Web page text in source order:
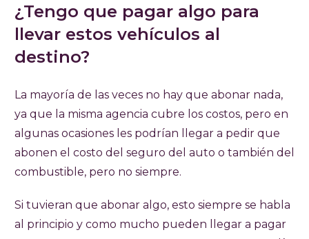
¿Tengo que pagar algo para
llevar estos vehículos al
destino?
La mayoría de las veces no hay que abonar nada,
ya que la misma agencia cubre los costos, pero en
algunas ocasiones les podrían llegar a pedir que
abonen el costo del seguro del auto o también del
combustible, pero no siempre.
Si tuvieran que abonar algo, esto siempre se habla
al principio y como mucho pueden llegar a pagar